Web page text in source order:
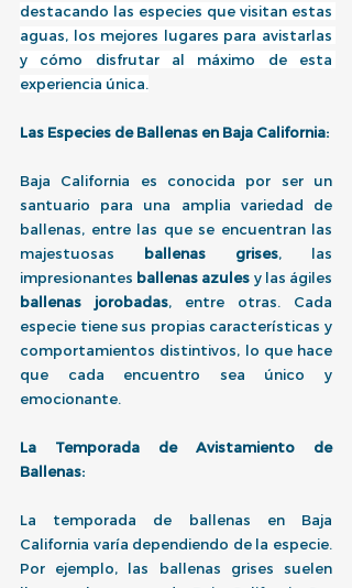
destacando las especies que visitan estas
aguas, los mejores lugares para avistarlas
y cómo disfrutar al máximo de esta
experiencia única.
Las Especies de Ballenas en Baja California:
Baja California es conocida por ser un
santuario para una amplia variedad de
ballenas, entre las que se encuentran las
majestuosas ballenas grises, las
impresionantes ballenas azules
ballenas jorobadas, entre otras. Cada
especie tiene sus propias características y
comportamientos distintivos, lo que hace
que cada encuentro sea único y
emocionante.
La Temporada de Avistamiento de
Ballenas:
La temporada de ballenas en Baja
California varía dependiendo de la especie.
Por ejemplo, las ballenas grises suelen